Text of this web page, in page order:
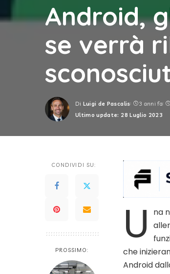
Android,
se verrà
Posted
by
Di Luigi de Pascalis 3 anni fa
Ultimo update: 28 Luglio 2023
CONDIVIDI SU:
PROSSIMO: U na
che
Android